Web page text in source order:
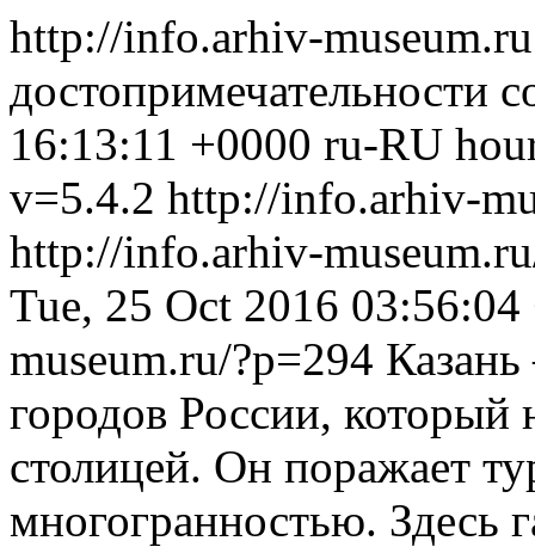
http://info.arhiv-
достопримечательности
16:13:11 +0000 ru-RU
v=5.4.2 http://info.arhiv-
http://info.arhiv-
Tue, 25 Oct 2016 03:56:04
museum.ru/?p=294
городов России, который
столицей. Он поражает
многогранностью. Здесь